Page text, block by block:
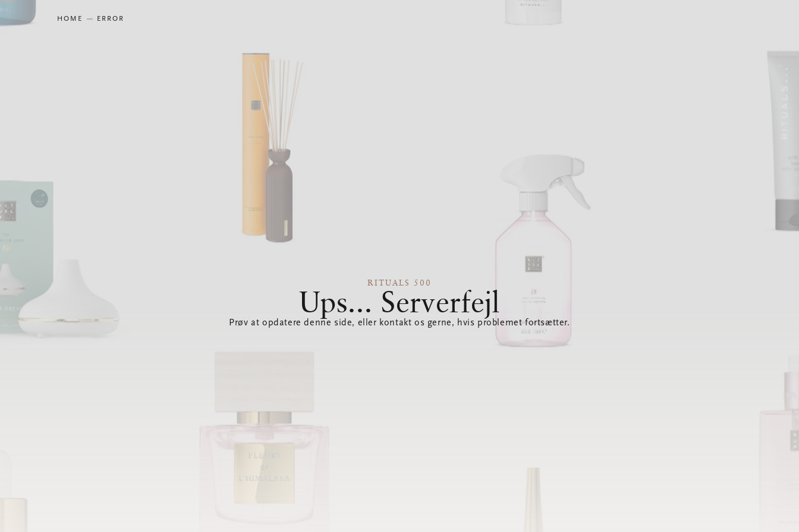
HOME ERROR
RITUALS 500
Ups... Serverfejl
Prøv at opdatere denne side, eller kontakt os gerne, hvis problemet fortsætter.